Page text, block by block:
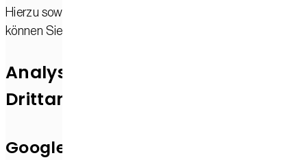
Hierzu sowie zu weiteren Fragen zum Thema Datenschutz
können Sie sich jederzeit an uns wenden.
Analyse-Tools und Tools von
Dritt­anbietern
Google Tag Manager